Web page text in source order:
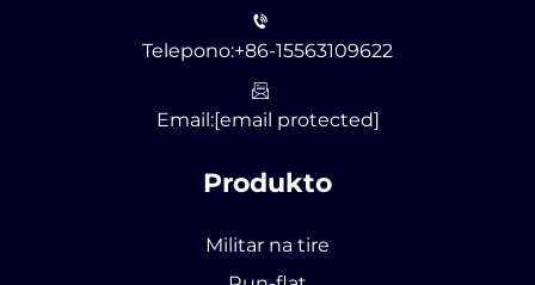
Telepono:+86-15563109622
Email:[email protected]
Produkto
Militar na tire